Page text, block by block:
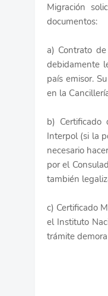
Migración
documentos:
a) Contrato
debidamente
país emisor.
en la
b)
Interpol (si la
necesario
por el
también
c) Certificado
el Instituto
trámite